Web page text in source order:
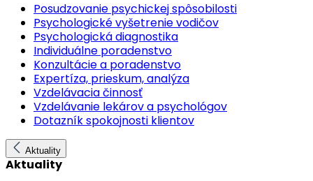
Posudzovanie psychickej spôsobilosti
Psychologické vyšetrenie vodičov
Psychologická diagnostika
Individuálne poradenstvo
Konzultácie a poradenstvo
Expertíza, prieskum, analýza
Vzdelávacia činnosť
Vzdelávanie lekárov a psychológov
Dotazník spokojnosti klientov
Aktuality
Aktuality